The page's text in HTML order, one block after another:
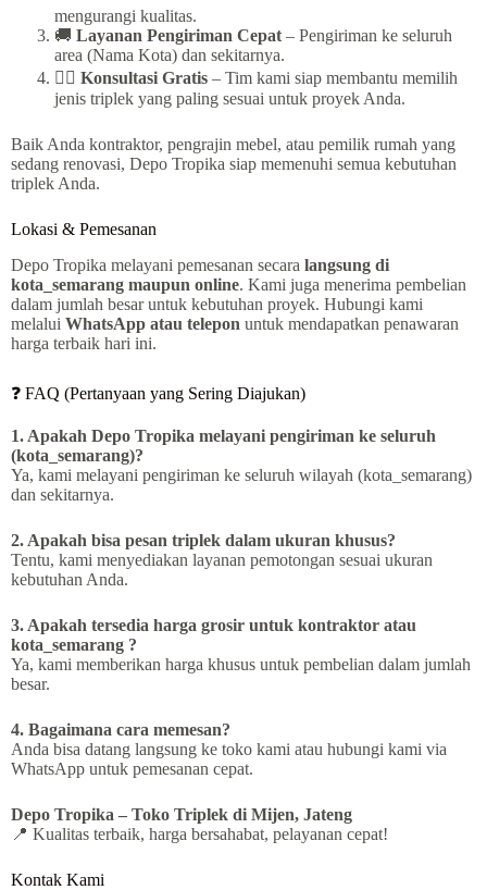
mengurangi kualitas.
🚚 Layanan Pengiriman Cepat – Pengiriman ke seluruh
area (Nama Kota) dan sekitarnya.
👷‍♂️ Konsultasi Gratis – Tim kami siap membantu memilih
jenis triplek yang paling sesuai untuk proyek Anda.
Baik Anda kontraktor, pengrajin mebel, atau pemilik rumah yang
sedang renovasi, Depo Tropika siap memenuhi semua kebutuhan
triplek Anda.
Lokasi & Pemesanan
Depo Tropika melayani pemesanan secara langsung di
kota_semarang maupun online. Kami juga menerima pembelian
dalam jumlah besar untuk kebutuhan proyek. Hubungi kami
melalui WhatsApp atau telepon untuk mendapatkan penawaran
harga terbaik hari ini.
❓ FAQ (Pertanyaan yang Sering Diajukan)
1. Apakah Depo Tropika melayani pengiriman ke seluruh
(kota_semarang)?
Ya, kami melayani pengiriman ke seluruh wilayah (kota_semarang)
dan sekitarnya.
2. Apakah bisa pesan triplek dalam ukuran khusus?
Tentu, kami menyediakan layanan pemotongan sesuai ukuran
kebutuhan Anda.
3. Apakah tersedia harga grosir untuk kontraktor atau
kota_semarang ?
Ya, kami memberikan harga khusus untuk pembelian dalam jumlah
besar.
4. Bagaimana cara memesan?
Anda bisa datang langsung ke toko kami atau hubungi kami via
WhatsApp untuk pemesanan cepat.
Depo Tropika – Toko Triplek di Mijen, Jateng
📍 Kualitas terbaik, harga bersahabat, pelayanan cepat!
Kontak Kami